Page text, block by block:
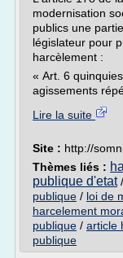
modernisation
publics une
législateur pour
harcèlement :
« Art. 6
agissements
Lire la suite
Site : http://
Thèmes liés :
publique d'etat/
publique / loi de
harcelement
publique / article
publique